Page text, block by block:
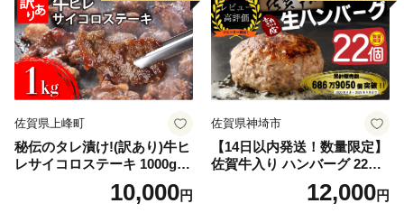
佐賀県上峰町
秘伝のタレ漬け!(訳あり)牛ヒ
レサイコロステーキ 1000g
10,000円
佐賀県神埼市
【14日以内発送！数量限定】
佐賀牛入り ハンバーグ 22個
2.6kg(120g×22個)【佐賀牛
黒毛和牛 ブランド牛 九州 ハ
12,000円